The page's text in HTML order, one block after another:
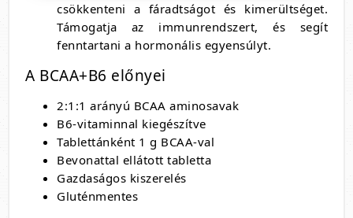
csökkenteni a fáradtságot és kimerültséget.
Támogatja az immunrendszert, és segít
fenntartani a hormonális egyensúlyt.
A BCAA+B6 előnyei
2:1:1 arányú BCAA aminosavak
B6-vitaminnal kiegészítve
Tablettánként 1 g BCAA-val
Bevonattal ellátott tabletta
Gazdaságos kiszerelés
Gluténmentes